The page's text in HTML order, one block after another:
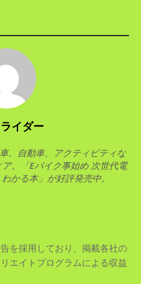
イダー
、自動車、アクティビティな
。「Eバイク事始め 次世代電
かる本」が好評発売中。
を採用しており、掲載各社の
エイトプログラムによる収益